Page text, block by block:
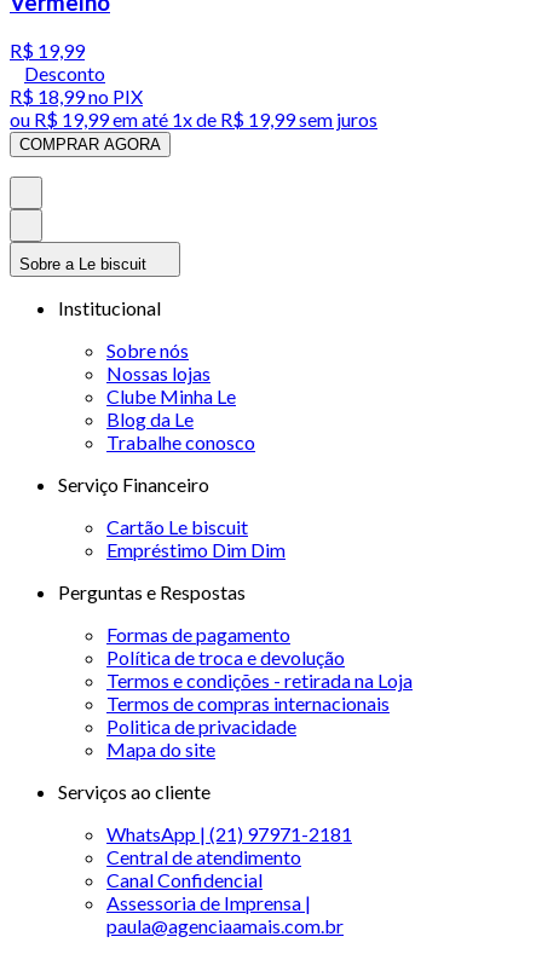
R$ 19,99
Desconto
R$ 18,99no PIX
ou R$ 19,99em até 1x de R$ 19,99sem juros
COMPRAR AGORA
Sobre a Le biscuit
Institucional
Sobre nós
Nossas lojas
Clube Minha Le
Blog da Le
Trabalhe conosco
Serviço Financeiro
Cartão Le biscuit
Empréstimo Dim Dim
Perguntas e Respostas
Formas de pagamento
Política de troca e devolução
Termos e condições - retirada na Loja
Termos de compras internacionais
Politica de privacidade
Mapa do site
Serviços ao cliente
WhatsApp | (21) 97971-2181
Central de atendimento
Canal Confidencial
Assessoria de Imprensa |
paula@agenciaamais.com.br